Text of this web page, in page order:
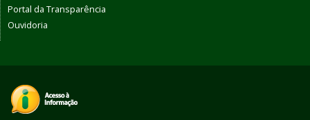
Portal da Transparência
Ouvidoria